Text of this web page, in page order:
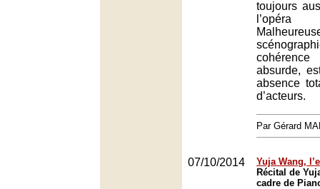
toujours
absurde,
absence
d’acteurs.
Par Gérard
07/10/2014
Yuja Wang,
Récital de
cadre de